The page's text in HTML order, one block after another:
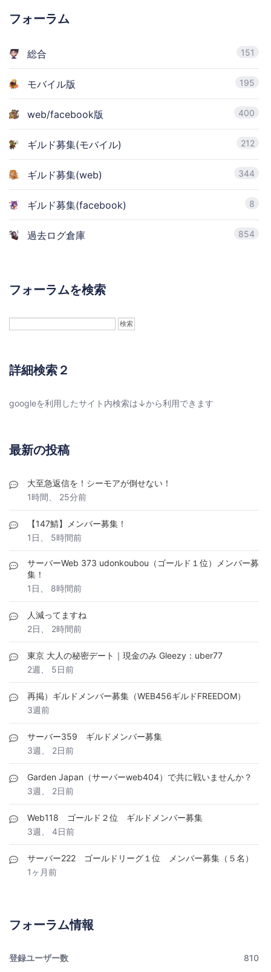
フォーラム
総合 151
モバイル版 195
web/facebook版 400
ギルド募集(モバイル) 212
ギルド募集(web) 344
ギルド募集(facebook) 8
過去ログ倉庫 854
フォーラムを検索
詳細検索２
googleを利用したサイト内検索は↓から利用できます
最新の投稿
大至急返信を！シーモアが倒せない！
1時間、 25分前
【147鯖】メンバー募集！
1日、 5時間前
サーバーWeb 373 udonkoubou（ゴールド１位）メンバー募
集！
1日、 8時間前
人減ってますね
2日、 2時間前
東京 大人の秘密デート｜現金のみ Gleezy：uber77
2週、 5日前
再掲）ギルドメンバー募集（WEB456ギルドFREEDOM）
3週前
サーバー359 ギルドメンバー募集
3週、 2日前
Garden Japan（サーバーweb404）で共に戦いませんか？
3週、 2日前
Web118 ゴールド２位 ギルドメンバー募集
3週、 4日前
サーバー222 ゴールドリーグ１位 メンバー募集（５名）
1ヶ月前
フォーラム情報
登録ユーザー数
810